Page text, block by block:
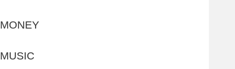
MONEY
MUSIC